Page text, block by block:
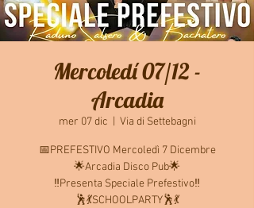
Mercoledí 07/12 -
Arcadia
mer 07 dic Via di Settebagni
📅PREFESTIVO Mercoledì 7 Dicembre
🌟Arcadia Disco Pub🌟
‼️Presenta Speciale Prefestivo‼️
🕺💃SCHOOLPARTY🕺💃